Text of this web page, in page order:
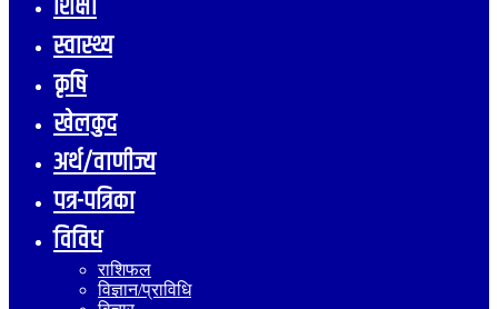
स्वास्थ्य
कृषि
खेलकुद
अर्थ/वाणीज्य
पत्र-पत्रिका
विविध
राशिफल
विज्ञान/प्राविधि